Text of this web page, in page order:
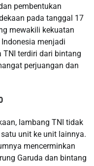
pembentukan
pada tanggal 17
mewakili kekuatan
menjadi
terdiri dari bintang
perjuangan dan
lambang TNI tidak
unit ke unit lainnya.
mencerminkan
Garuda dan bintang